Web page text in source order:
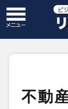
不動